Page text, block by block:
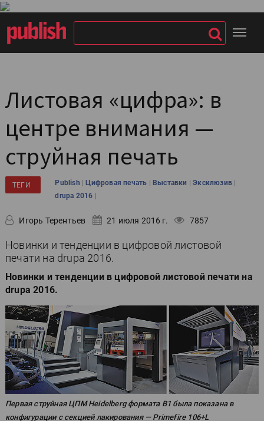
Листовая «цифра»: в
центре внимания —
струйная печать
ТЕГИ Publish |Цифровая печать |Выставки |Эксклюзив |
drupa 2016 |
Игорь Терентьев 21 июля 2016 г. 7857
Новинки и тенденции в цифровой листовой
печати на drupa 2016.
Новинки и тенденции в цифровой листовой печати на
drupa 2016.
Первая струйная ЦПМ Heidelberg формата B1 была показана в
конфигурации с секцией лакирования — Primefire 106+L